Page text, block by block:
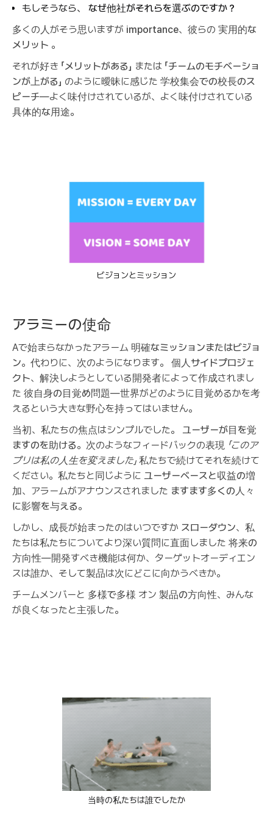
もしそうなら、 なぜ他社がそれらを選ぶのですか？
多くの人がそう思いますが importance、彼らの 実用的な
メリット 。
それが好き 「メリットがある」 または 「チームのモチベーショ
ンが上がる」 のように曖昧に感じた 学校集会での校長のス
ピーチ—よく味付けされているが、よく味付けされている
具体的な用途。
ビジョンとミッション
アラミーの使命
Aで始まらなかったアラーム 明確なミッションまたはビジョ
ン。代わりに、次のようになります。 個人サイドプロジェ
クト、解決しようとしている開発者によって作成されまし
た 彼自身の目覚め問題—世界がどのように目覚めるかを考
えるという大きな野心を持ってはいません。
当初、私たちの焦点はシンプルでした。 ユーザーが目を覚
ますのを助ける。次のようなフィードバックの表現 「このア
プリは私の人生を変えました」 私たちで続けてそれを続けて
ください。私たちと同じように ユーザーベースと収益の増
加、アラームがアナウンスされました ますます多くの人々
に影響を与える。
しかし、成長が始まったのはいつですか スローダウン、私
たちは私たちについてより深い質問に直面しました 将来の
方向性—開発すべき機能は何か、ターゲットオーディエン
スは誰か、そして製品は次にどこに向かうべきか。
チームメンバーと 多様で多様 オン 製品の方向性、みんな
が良くなったと主張した。
当時の私たちは誰でしたか